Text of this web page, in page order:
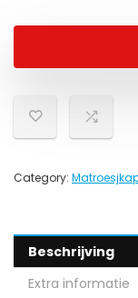
Category:
Beschrijving
Extra informatie